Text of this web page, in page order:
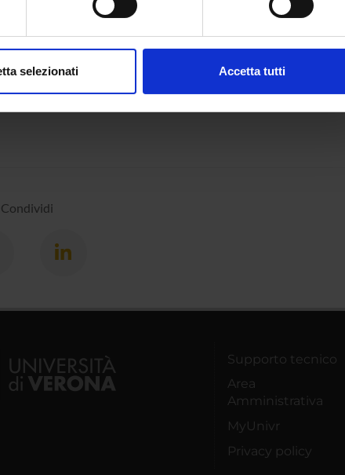
dalla Dichiarazione sui cookie.
combinarle con altre informazioni che hai fornito loro o
selezionati Accetta tutti
Condividi
Supporto tecnico
Area
Amministrativa
MyUnivr
Privacy policy